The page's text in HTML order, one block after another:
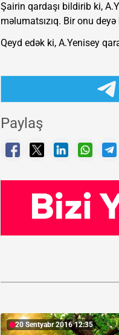
Şairin qardaşı bildirib ki,
məlumatsızıq. Bir onu
Qeyd edək ki, A.Yenisey
Paylaş
20 Sentyabr 2016 12:35